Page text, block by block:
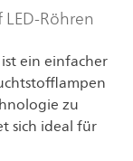
Röhren
ein einfacher
zu
sich ideal für